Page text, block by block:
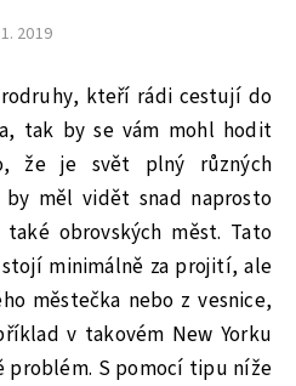
2019
kteří rádi cestují do
tak by se vám mohl hodit
že je svět plný různých
měl vidět snad naprosto
obrovských měst. Tato
minimálně za projití, ale
městečka nebo z vesnice,
v takovém New Yorku
problém. S pomocí tipu níže